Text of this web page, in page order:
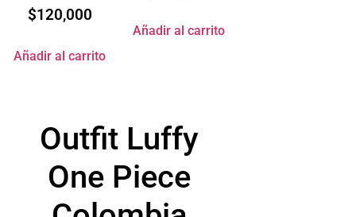
$120,000
Añadir al carrito
Añadir al carrito
Outfit Luffy
One Piece